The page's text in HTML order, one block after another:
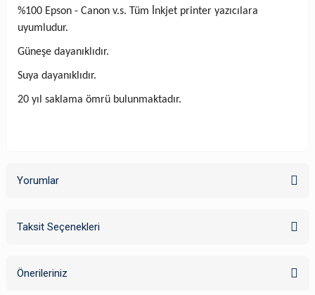
%100 Epson - Canon v.s. Tüm İnkjet printer yazıcılara
uyumludur.
Güneşe dayanıklıdır.
Suya dayanıklıdır.
20 yıl saklama ömrü bulunmaktadır.
Yorumlar
Taksit Seçenekleri
Önerileriniz